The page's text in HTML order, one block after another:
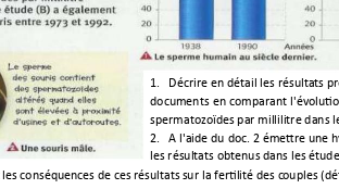
1. Décrire en détail les résultats
documents en comparant l'
spermatozoïdes par millilitre dans
2.
A l'aide du doc. 2 émettre une
les résultats obtenus dans les
les conséquences de ces résultatssur la fertilité des couples